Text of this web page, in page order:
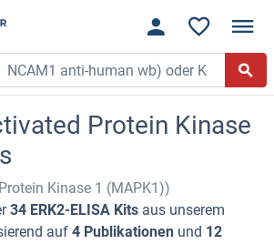
Protein Kinase
Kinase 1 (MAPK1))
34 ERK2-ELISA Kits aus unserem
auf 4 Publikationen und 12